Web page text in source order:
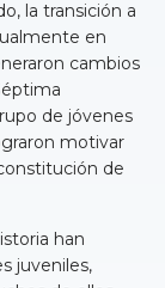
la transición a
en
cambios
de jóvenes
motivar
de
han
juveniles,